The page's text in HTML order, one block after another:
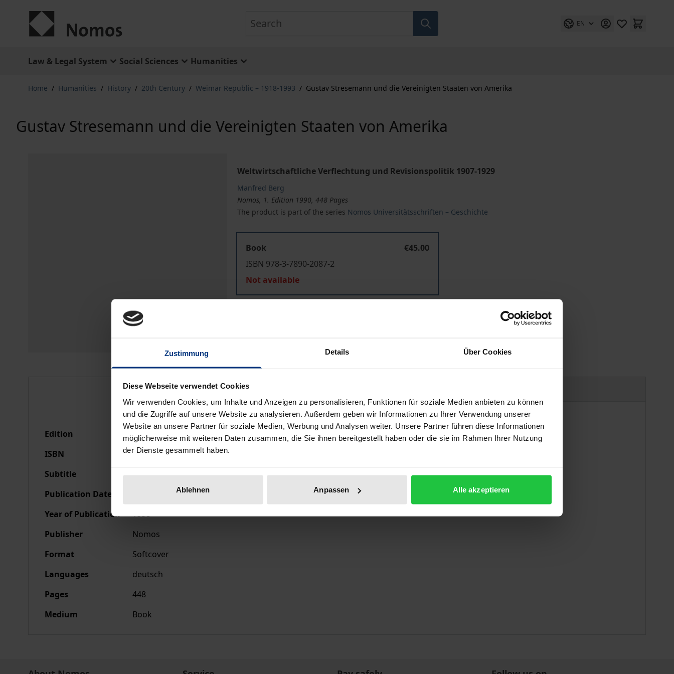
Zustimmung Details Über Cookies
Diese Webseite verwendet Cookies
Wir verwenden Cookies, um Inhalte und Anzeigen zu personalisieren, Funktionen für soziale Medien anbieten zu können
und die Zugriffe auf unsere Website zu analysieren. Außerdem geben wir Informationen zu Ihrer Verwendung unserer
Website an unsere Partner für soziale Medien, Werbung und Analysen weiter. Unsere Partner führen diese Informationen
möglicherweise mit weiteren Daten zusammen, die Sie ihnen bereitgestellt haben oder die sie im Rahmen Ihrer Nutzung
der Dienste gesammelt haben.
Ablehnen Anpassen Alle akzeptieren
EN
Law & Legal System Social Sciences Humanities
Home / Humanities / History / 20th Century / Weimar Republic – 1918-1993 / Gustav Stresemann und die Vereinigten Staaten von Amerika
Gustav Stresemann und die Vereinigten Staaten von Amerika
Weltwirtschaftliche Verflechtung und Revisionspolitik 1907-1929
Manfred Berg
Nomos, 1. Edition 1990, 448 Pages
The product is part of the series Nomos Universitätsschriften – Geschichte
Book
€45.00
ISBN 978-3-7890-2087-2
Not available
Bibliographical data
Edition
1
ISBN
978-3-7890-2087-2
Subtitle
Weltwirtschaftliche Verflechtung und Revisionspolitik 1907-1929
Publication Date
Year of Publication
1990
Publisher
Nomos
Format
Softcover
Languages
deutsch
Pages
448
Medium
Book